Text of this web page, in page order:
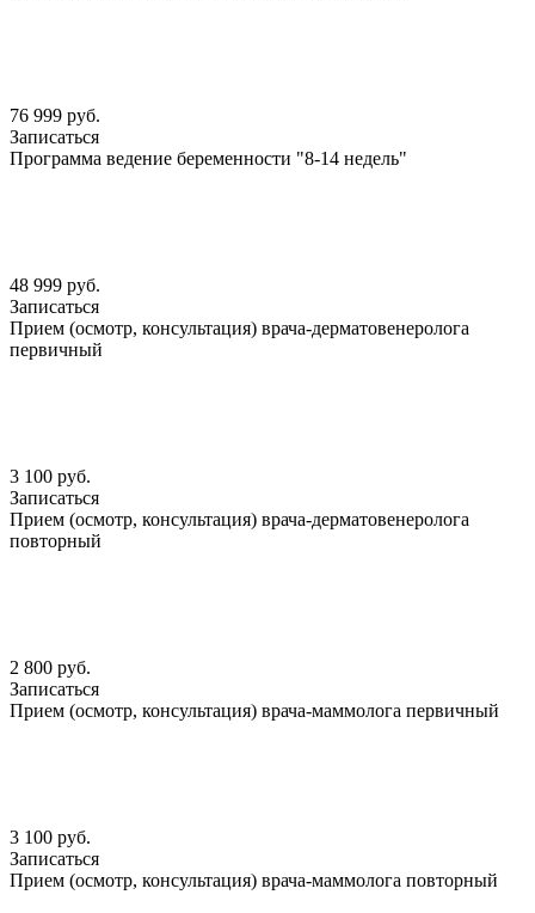
76 999 руб.
Записаться
Программа ведение беременности "8-14 недель"
48 999 руб.
Записаться
Прием (осмотр, консультация) врача-дерматовенеролога
первичный
3 100 руб.
Записаться
Прием (осмотр, консультация) врача-дерматовенеролога
повторный
2 800 руб.
Записаться
Прием (осмотр, консультация) врача-маммолога первичный
3 100 руб.
Записаться
Прием (осмотр, консультация) врача-маммолога повторный